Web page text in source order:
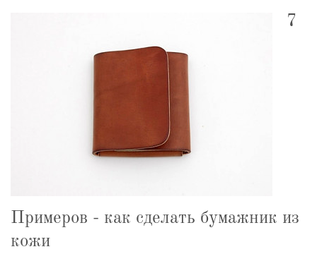
7
Примеров - как сделать бумажник из
кожи